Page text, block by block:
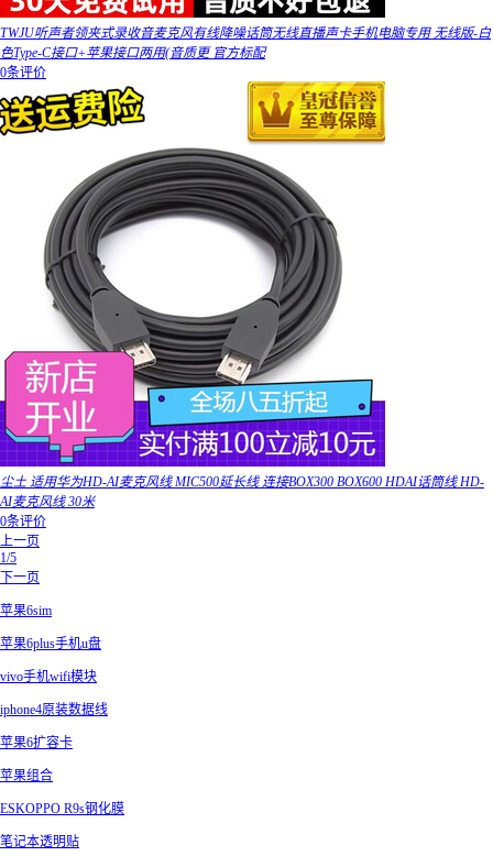
TWJU听声者领夹式录收音麦克风有线降噪话筒无线直播声卡手机电脑专用 无线版-白
色Type-C接口+苹果接口两用(音质更 官方标配
0条评价
尘土 适用华为HD-AI麦克风线 MIC500延长线 连接BOX300 BOX600 HDAI话筒线 HD-
AI麦克风线 30米
0条评价
上一页
1/5
下一页
苹果6sim
苹果6plus手机u盘
vivo手机wifi模块
iphone4原装数据线
苹果6扩容卡
苹果组合
ESKOPPO R9s钢化膜
笔记本透明贴